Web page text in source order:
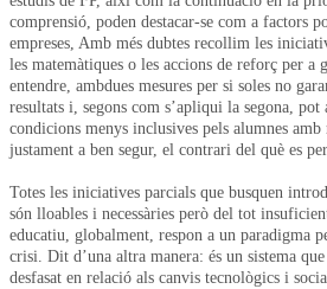
comprensió, poden destacar-se com a factors
empreses, Amb més dubtes recollim les
les matemàtiques o les accions de reforç per a
entendre, ambdues mesures per si soles no
resultats i, segons com s’apliqui la segona, pot
condicions menys inclusives pels alumnes amb
justament a ben segur, el contrari del què es
Totes les iniciatives parcials que busquen
són lloables i necessàries però del tot
educatiu, globalment, respon a un paradigma
crisi. Dit d’una altra manera: és un sistema que
desfasat en relació als canvis tecnològics i